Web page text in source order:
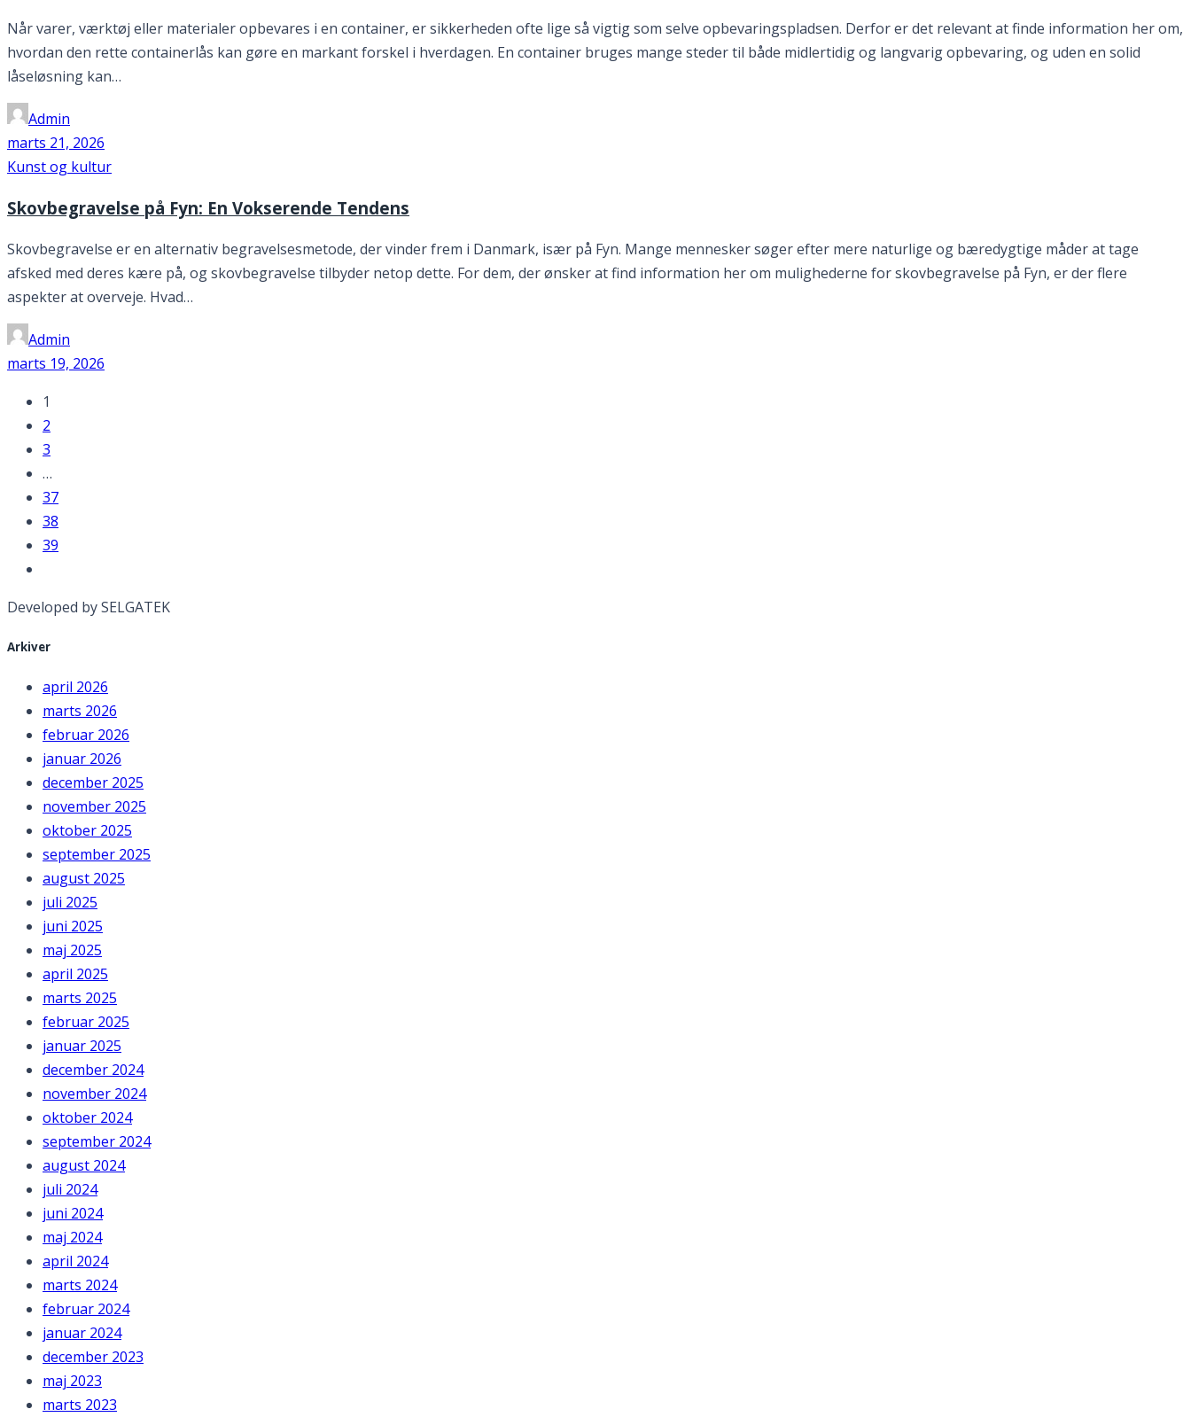
Når varer, værktøj eller materialer opbevares i en container, er sikkerheden ofte lige så vigtig som selve opbevaringspladsen. Derfor er det relevant at finde information her om,
hvordan den rette containerlås kan gøre en markant forskel i hverdagen. En container bruges mange steder til både midlertidig og langvarig opbevaring, og uden en solid
låseløsning kan…
Admin
marts 21, 2026
Kunst og kultur
Skovbegravelse på Fyn: En Vokserende Tendens
Skovbegravelse er en alternativ begravelsesmetode, der vinder frem i Danmark, især på Fyn. Mange mennesker søger efter mere naturlige og bæredygtige måder at tage
afsked med deres kære på, og skovbegravelse tilbyder netop dette. For dem, der ønsker at find information her om mulighederne for skovbegravelse på Fyn, er der flere
aspekter at overveje. Hvad…
Admin
marts 19, 2026
1
2
3
…
37
38
39
Developed by SELGATEK
Arkiver
april 2026
marts 2026
februar 2026
januar 2026
december 2025
november 2025
oktober 2025
september 2025
august 2025
juli 2025
juni 2025
maj 2025
april 2025
marts 2025
februar 2025
januar 2025
december 2024
november 2024
oktober 2024
september 2024
august 2024
juli 2024
juni 2024
maj 2024
april 2024
marts 2024
februar 2024
januar 2024
december 2023
maj 2023
marts 2023